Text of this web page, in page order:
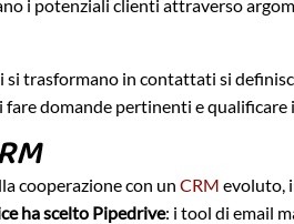
i potenziali clienti attraverso
si trasformano in contattati si
domande pertinenti e qualificare
cooperazione con un CRM evoluto,
ha scelto Pipedrive: i tool di email